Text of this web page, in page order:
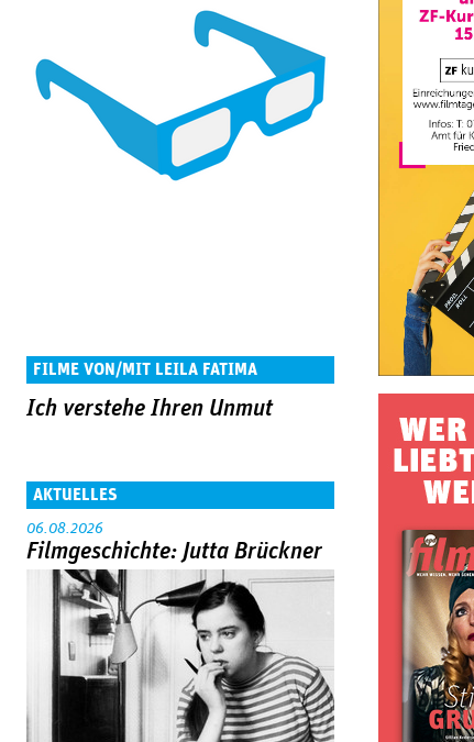
FILME VON/MIT LEILA FATIMA
Ich verstehe Ihren Unmut
AKTUELLES
06.08.2026
Filmgeschichte: Jutta Brückner